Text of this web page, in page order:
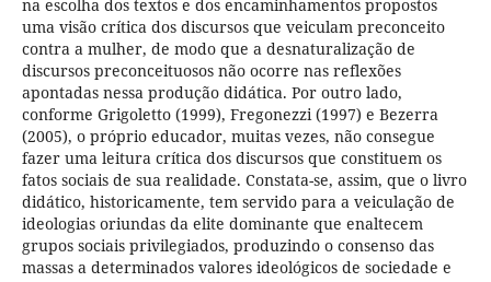
na escolha dos textos e dos encaminhamentos propostos
uma visão crítica dos discursos que veiculam preconceito
contra a mulher, de modo que a desnaturalização de
discursos preconceituosos não ocorre nas reflexões
apontadas nessa produção didática. Por outro lado,
conforme Grigoletto (1999), Fregonezzi (1997) e Bezerra
(2005), o próprio educador, muitas vezes, não consegue
fazer uma leitura crítica dos discursos que constituem os
fatos sociais de sua realidade. Constata-se, assim, que o livro
didático, historicamente, tem servido para a veiculação de
ideologias oriundas da elite dominante que enaltecem
grupos sociais privilegiados, produzindo o consenso das
massas a determinados valores ideológicos de sociedade e